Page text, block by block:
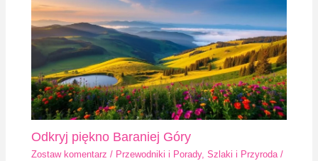
Odkryj piękno Baraniej Góry
Zostaw komentarz / Przewodniki i Porady,Szlaki i Przyroda /